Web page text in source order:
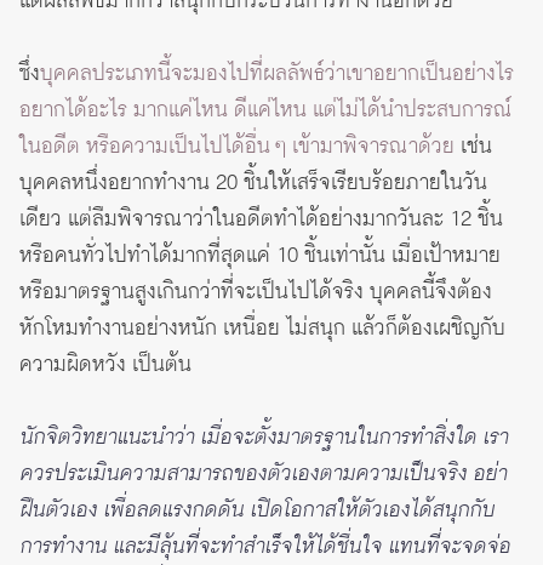
ซึ่งบุคคลประเภทนี้จะมองไปที่ผลลัพธ์ว่าเขาอยากเป็นอย่างไร
อยากได้อะไร มากแค่ไหน ดีแค่ไหน แต่ไม่ได้นำประสบการณ์
ในอดีต หรือความเป็นไปได้อื่น ๆ เข้ามาพิจารณาด้วย เช่น
บุคคลหนึ่งอยากทำงาน 20 ชิ้นให้เสร็จเรียบร้อยภายในวัน
เดียว แต่ลืมพิจารณาว่าในอดีตทำได้อย่างมากวันละ 12 ชิ้น
หรือคนทั่วไปทำได้มากที่สุดแค่ 10 ชิ้นเท่านั้น เมื่อเป้าหมาย
หรือมาตรฐานสูงเกินกว่าที่จะเป็นไปได้จริง บุคคลนี้จึงต้อง
หักโหมทำงานอย่างหนัก เหนื่อย ไม่สนุก แล้วก็ต้องเผชิญกับ
ความผิดหวัง เป็นต้น
นักจิตวิทยาแนะนำว่า เมื่อจะตั้งมาตรฐานในการทำสิ่งใด เรา
ควรประเมินความสามารถของตัวเองตามความเป็นจริง อย่า
ฝืนตัวเอง เพื่อลดแรงกดดัน เปิดโอกาสให้ตัวเองได้สนุกกับ
การทำงาน และมีลุ้นที่จะทำสำเร็จให้ได้ชื่นใจ แทนที่จะจดจ่อ